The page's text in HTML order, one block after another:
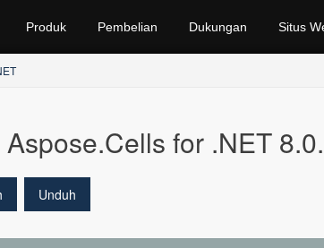
Produk Pembelian Dukungan Situs
Aspose.Cells for .NET
Unduh